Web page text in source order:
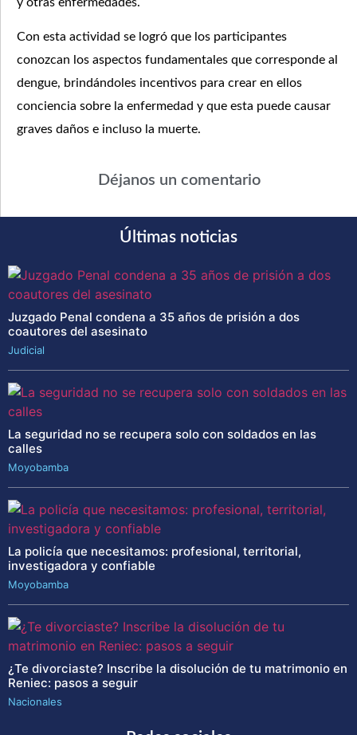
Con esta actividad se logró que los participantes
conozcan los aspectos fundamentales que corresponde al
dengue, brindándoles incentivos para crear en ellos
conciencia sobre la enfermedad y que esta puede causar
graves daños e incluso la muerte.
Déjanos un comentario
Últimas noticias
Juzgado Penal condena a 35 años de prisión a dos
coautores del asesinato
Judicial
La seguridad no se recupera solo con soldados en las
calles
Moyobamba
La policía que necesitamos: profesional, territorial,
investigadora y confiable
Moyobamba
¿Te divorciaste? Inscribe la disolución de tu matrimonio en
Reniec: pasos a seguir
Nacionales